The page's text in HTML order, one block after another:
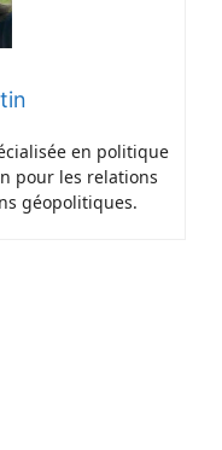
en politique
pour les relations
géopolitiques.